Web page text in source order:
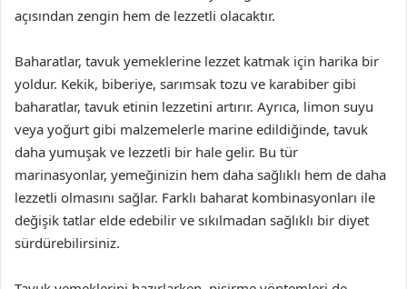
açısından zengin hem de lezzetli olacaktır.
Baharatlar, tavuk yemeklerine lezzet katmak için harika bir
yoldur. Kekik, biberiye, sarımsak tozu ve karabiber gibi
baharatlar, tavuk etinin lezzetini artırır. Ayrıca, limon suyu
veya yoğurt gibi malzemelerle marine edildiğinde, tavuk
daha yumuşak ve lezzetli bir hale gelir. Bu tür
marinasyonlar, yemeğinizin hem daha sağlıklı hem de daha
lezzetli olmasını sağlar. Farklı baharat kombinasyonları ile
değişik tatlar elde edebilir ve sıkılmadan sağlıklı bir diyet
sürdürebilirsiniz.